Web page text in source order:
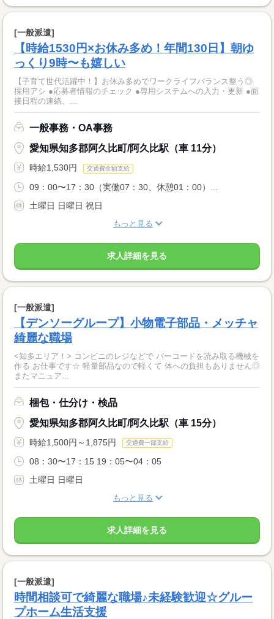
[一般派遣]
【時給1530円×お休み多め！年間130日】朝ゆ
っくり9時〜も嬉しい
【子育て世代活躍中！】お休み多めでワークライフバランス整う◎
採用アシ ●応募者情報のチェック ●専用システムへの入力・更新 ●面
接日程の連絡、...
一般事務・OA事務
愛知県知多郡阿久比町/阿久比駅（車 11分）
時給1,530円 交通費全額支給
09：00〜17：30（実働07：30、休憩01：00）...
土曜日 日曜日 祝日
もっと見る
求人詳細を見る
[一般派遣]
【デンソーグループ】小物電子部品・メッチャ
綺麗な職場
<知多エリア！> コンビニのレジなどで バーコードを読み取る機械を
作る お仕事です☆ 軽量部品なので軽くて 体への負担もありません◎
またマニュア...
梱包・仕分け・検品
愛知県知多郡阿久比町/阿久比駅（車 15分）
時給1,500円～1,875円 交通費一部支給
08：30〜17：15 19：05〜04：05
土曜日 日曜日
もっと見る
求人詳細を見る
[一般派遣]
時間相談可で綺麗な職場♪未経験歓迎☆グルー
プホーム生活支援